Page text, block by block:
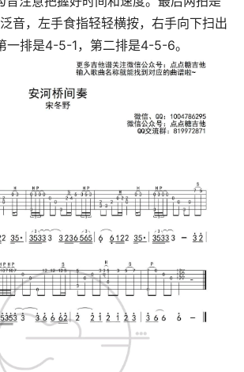
音，左手食指轻轻横按，右手向下扫出
一排是4-5-1，第二排是4-5-6。